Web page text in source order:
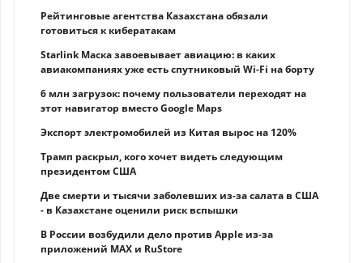
Рейтинговые агентства Казахстана обязали
готовиться к кибератакам
Starlink Маска завоевывает авиацию: в каких
авиакомпаниях уже есть спутниковый Wi-Fi на борту
6 млн загрузок: почему пользователи переходят на
этот навигатор вместо Google Maps
Экспорт электромобилей из Китая вырос на 120%
Трамп раскрыл, кого хочет видеть следующим
президентом США
Две смерти и тысячи заболевших из-за салата в США
- в Казахстане оценили риск вспышки
В России возбудили дело против Apple из-за
приложений MAX и RuStore